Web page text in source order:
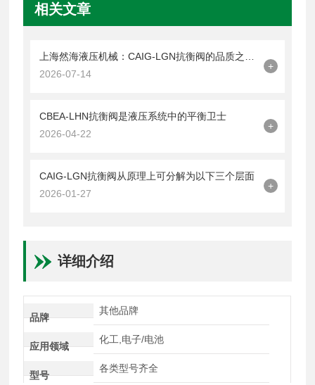
相关文章
2026-07-14
+
CBEA-LHN抗衡阀是液压系统中的平衡卫士
2026-04-22
+
CAIG-LGN抗衡阀从原理上可分解为以下三个层面
2026-01-27
+
详细介绍
品牌
其他品牌
应用领域
化工,电子/电池
型号
各类型号齐全